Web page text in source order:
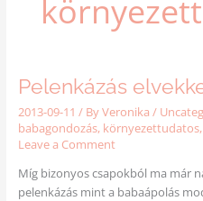
Pelenkázás
2013-09-11 / ByVeronika /
babagondozás, környezettudatos,
Leave a Comment
Míg bizonyos csapokból ma már
pelenkázás mint a babaápolás
PELENKÁZÁS
ELVEKKEL,